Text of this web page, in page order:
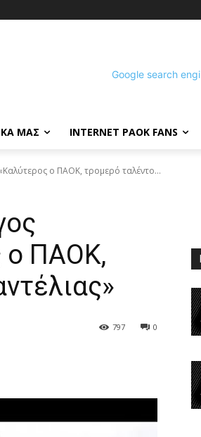
ΜΑΣ INTERNET PAOK FANS
ο ΠΑΟΚ, τρομερό ταλέντο...
ο ΠΑΟΚ,
0
797